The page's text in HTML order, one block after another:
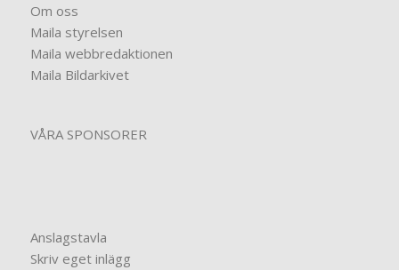
Om oss
Maila styrelsen
Maila webbredaktionen
Maila Bildarkivet
VÅRA SPONSORER
Anslagstavla
Skriv eget inlägg